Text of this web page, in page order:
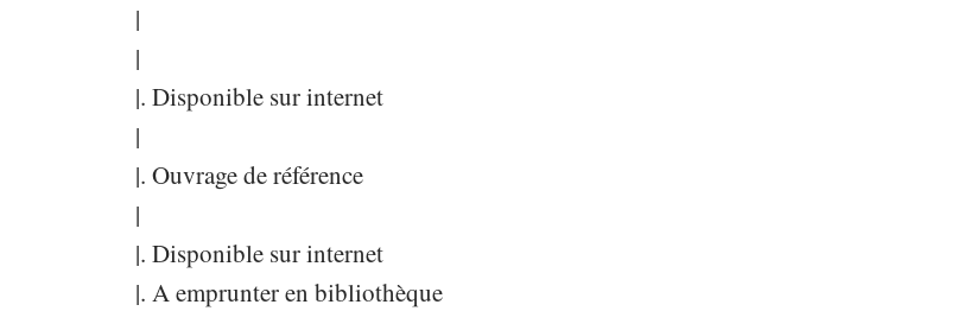
|
|
|. Disponible sur internet
|
|. Ouvrage de référence
|
|. Disponible sur internet
|. A emprunter en bibliothèque